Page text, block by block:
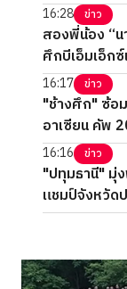
16:28 ข่าว
สองพี่น้อง “
ศึกบีเอ็มเอ็ก
16:17 ข่าว
"ช้างศึก" ซ้อ
อาเซียน คัพ
16:16 ข่าว
"ปทุมธานี" มุ่
แชมป์จังหวัด